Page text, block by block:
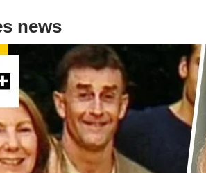
news